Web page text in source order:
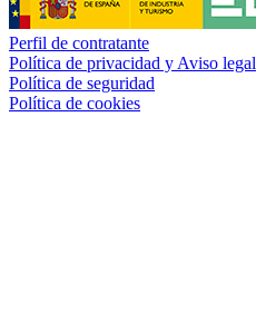
Perfil de contratante
Política de privacidad y Aviso legal
Política de seguridad
Política de cookies